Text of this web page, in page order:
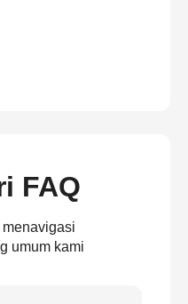
FAQ
umum kami